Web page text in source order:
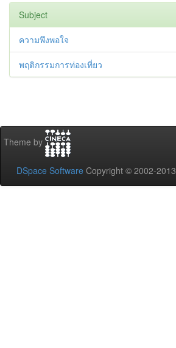
Subject
ความพึงพอใจ
พฤติกรรมการท่องเที่ยว
Theme by
DSpace Software Copyright © 2002-2013